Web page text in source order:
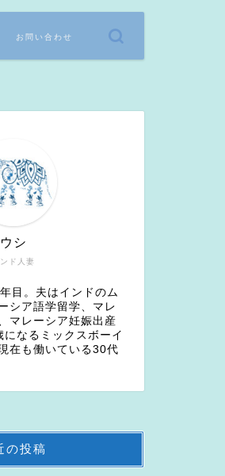
お問い合わせ
ド人妻
ウシ
目。夫はインドのム
シア語学留学、マレ
マレーシア妊娠出産
なるミックスボーイ
在も働いている30代
の投稿